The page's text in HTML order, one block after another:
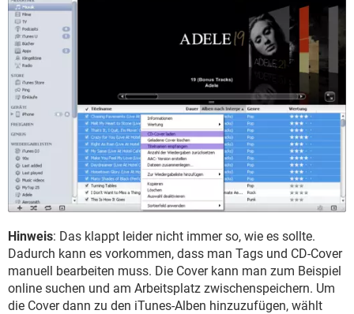
Hinweis: Das klappt leider nicht immer so, wie es sollte.
Dadurch kann es vorkommen, dass man Tags und CD-Cover
manuell bearbeiten muss. Die Cover kann man zum Beispiel
online suchen und am Arbeitsplatz zwischenspeichern. Um
die Cover dann zu den iTunes-Alben hinzuzufügen, wählt